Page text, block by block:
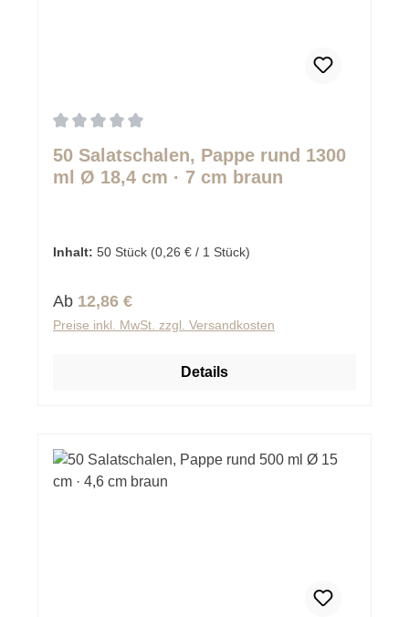
50 Salatschalen, Pappe rund 1300
ml Ø 18,4 cm · 7 cm braun
Inhalt: 50 Stück (0,26 € / 1 Stück)
Regulärer Preis:
Ab 12,86 €
Preise inkl. MwSt. zzgl. Versandkosten
Details